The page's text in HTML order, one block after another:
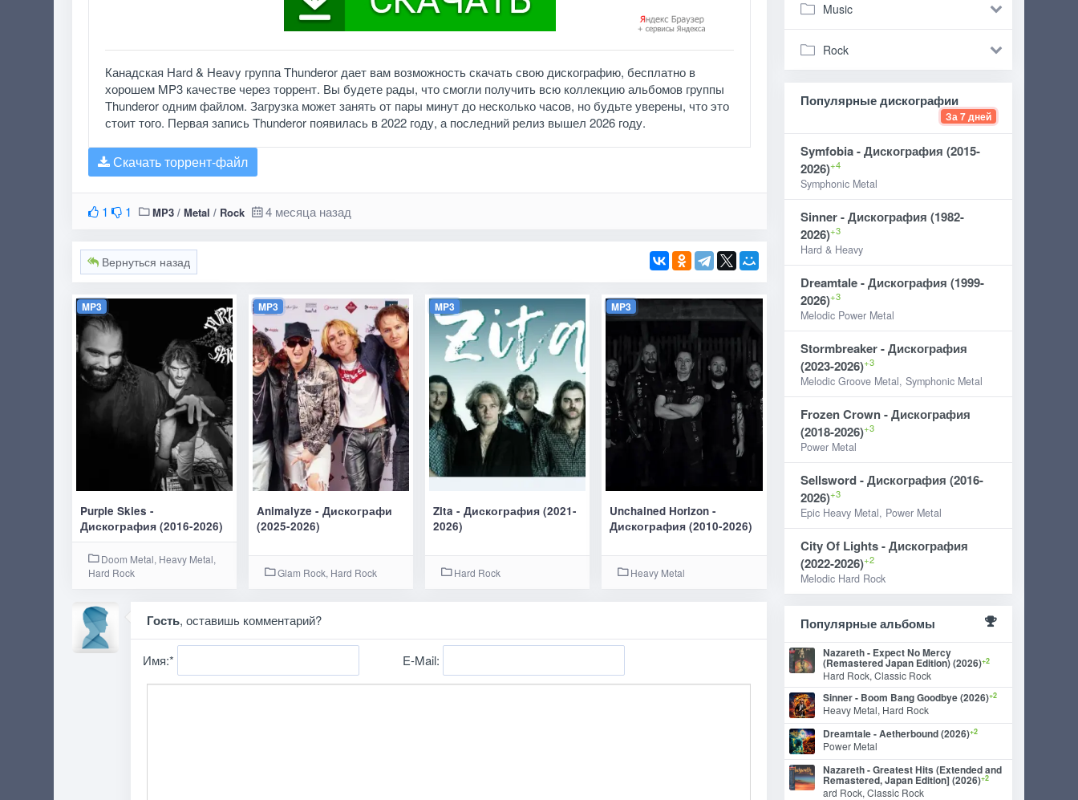
Канадская Hard & Heavy группа Thunderor дает вам возможность скачать свою дискографию, бесплатно в
хорошем MP3 качестве через торрент. Вы будете рады, что смогли получить всю коллекцию альбомов группы
Thunderor одним файлом. Загрузка может занять от пары минут до несколько часов, но будьте уверены, что это
стоит того. Первая запись Thunderor появилась в 2022 году, а последний релиз вышел 2026 году.
Скачать торрент-файл
1 1 MP3/ Metal / Rock 4 месяца назад
Вернуться назад
MP3
Purple Skies -
Дискография (2016-2026)
Doom Metal, Heavy Metal,
Hard Rock
MP3
Animalyze - Дискографи
(2025-2026)
Glam Rock, Hard Rock
MP3
Zita - Дискография (2021-
2026)
Hard Rock
MP3
Unchained Horizon -
Дискография (2010-2026)
Heavy Metal
Гость, оставишь комментарий?
Имя:* E-Mail:
Music
Rock
Популярные дискографии
За 7 дней
Symfobia - Дискография (2015-
2026)+4
Symphonic Metal
Sinner - Дискография (1982-
2026)+3
Hard & Heavy
Dreamtale - Дискография (1999-
2026)+3
Melodic Power Metal
Stormbreaker - Дискография
(2023-2026)+3
Melodic Groove Metal, Symphonic Metal
Frozen Crown - Дискография
(2018-2026)+3
Power Metal
Sellsword - Дискография (2016-
2026)+3
Epic Heavy Metal, Power Metal
City Of Lights - Дискография
(2022-2026)+2
Melodic Hard Rock
Популярные альбомы
Nazareth - Expect No Mercy
(Remastered Japan Edition) (2026)+2
Hard Rock, Classic Rock
Sinner - Boom Bang Goodbye (2026)+2
Heavy Metal, Hard Rock
Dreamtale - Aetherbound (2026)+2
Power Metal
Nazareth - Greatest Hits (Extended and
Remastered, Japan Edition] (2026)+2
ard Rock, Classic Rock